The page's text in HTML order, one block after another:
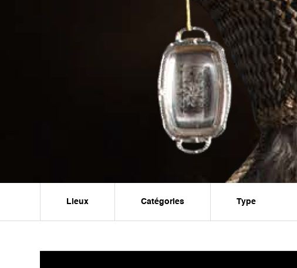
Lieux Catégories Type